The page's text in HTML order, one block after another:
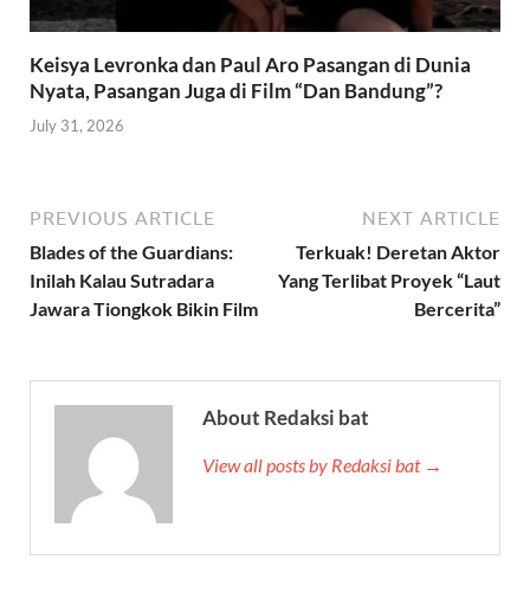
Keisya Levronka dan Paul Aro Pasangan di Dunia
Nyata, Pasangan Juga di Film “Dan Bandung”?
July 31, 2026
PREVIOUS ARTICLE
Blades of the Guardians:
Inilah Kalau Sutradara
Jawara Tiongkok Bikin Film
NEXT ARTICLE
Terkuak! Deretan Aktor
Yang Terlibat Proyek “Laut
Bercerita”
About Redaksi bat
View all posts by Redaksi bat →